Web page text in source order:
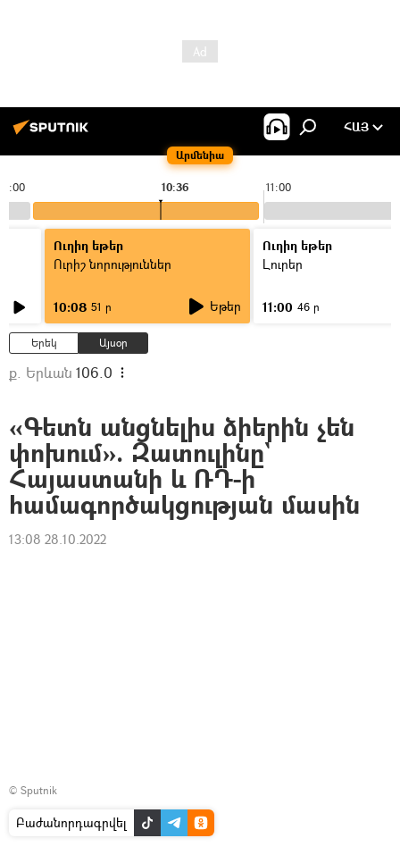
Արմենիա
ՀԱՅ
11:00
10:36
Ուղիղ եթեր
Ուրիշ նորություններ
10:08 51 ր Եթեր
Ուղիղ եթեր
Լուրեր
11:00 46 ր
Երեկ Այսօր
ք. Երևան 106.0
«Գետն անցնելիս ձիերին չեն
փոխում». Զատուլինը`
Հայաստանի և ՌԴ-ի
համագործակցության մասին
13:08 28.10.2022
© Sputnik
Բաժանորդագրվել